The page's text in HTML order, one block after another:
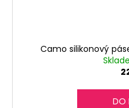
Camo silikonový
DO